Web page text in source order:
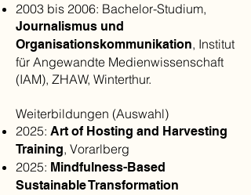
2003 bis 2006: Bachelor-Studium,
Journalismus und
Organisationskommunikation, Institut
für Angewandte Medienwissenschaft
(IAM), ZHAW, Winterthur.
Weiterbildungen (Auswahl)
2025: Art of Hosting and Harvesting
Training, Vorarlberg
2025: Mindfulness-Based
Sustainable Transformation